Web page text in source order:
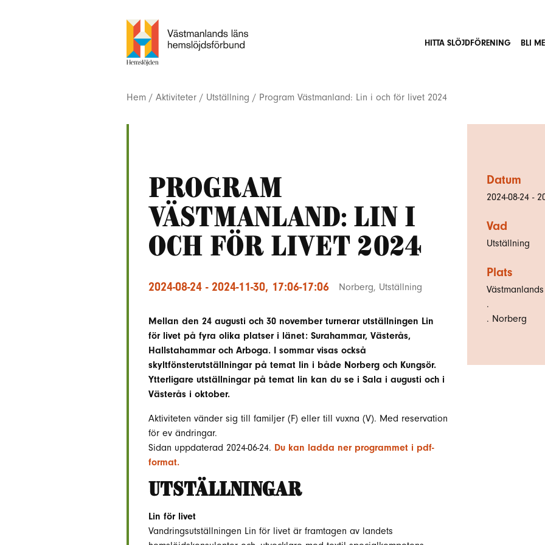
HITTA SLÖJDFÖRENING BLI
Hem / Aktiviteter / Utställning / Program Västmanland: Lin i och för livet 2024
Program
Västmanland: Lin i
och för livet 2024
2024-08-24 - 2024-11-30, 17:06-17:06 Norberg, Utställning
Mellan den 24 augusti och 30 november turnerar utställningen Lin
för livet på fyra olika platser i länet: Surahammar, Västerås,
Hallstahammar och Arboga. I sommar visas också
skyltfönsterutställningar på temat lin i både Norberg och Kungsör.
Ytterligare utställningar på temat lin kan du se i Sala i augusti och i
Västerås i oktober.
Aktiviteten vänder sig till familjer (F) eller till vuxna (V). Med reservation
för ev ändringar.
Sidan uppdaterad 2024-06-24. Du kan ladda ner programmet i pdf-
format.
UTSTÄLLNINGAR
Lin för livet
Vandringsutställningen Lin för livet är framtagen av landets
Datum
2024-08-24 -
Vad
Utställning
Plats
.
. Norberg